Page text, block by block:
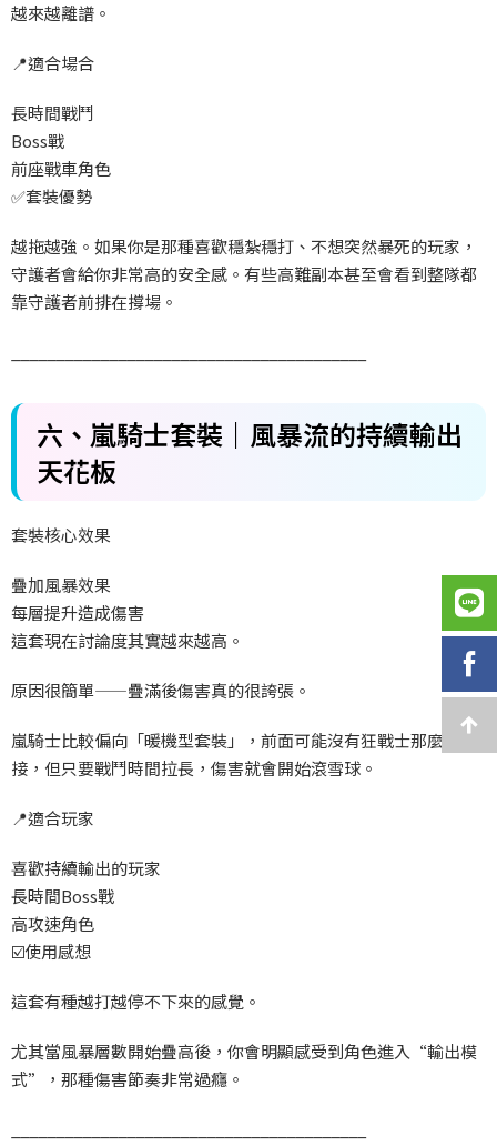
越來越離譜。
📍適合場合
長時間戰鬥
Boss戰
前座戰車角色
✅套裝優勢
越拖越強。如果你是那種喜歡穩紮穩打、不想突然暴死的玩家，
守護者會給你非常高的安全感。有些高難副本甚至會看到整隊都
靠守護者前排在撐場。
六、嵐騎士套裝｜風暴流的持續輸出
天花板
套裝核心效果
疊加風暴效果
每層提升造成傷害
這套現在討論度其實越來越高。
原因很簡單——疊滿後傷害真的很誇張。
嵐騎士比較偏向「暖機型套裝」，前面可能沒有狂戰士那麼直
接，但只要戰鬥時間拉長，傷害就會開始滾雪球。
📍適合玩家
喜歡持續輸出的玩家
長時間Boss戰
高攻速角色
☑️使用感想
這套有種越打越停不下來的感覺。
尤其當風暴層數開始疊高後，你會明顯感受到角色進入“輸出模
式”，那種傷害節奏非常過癮。